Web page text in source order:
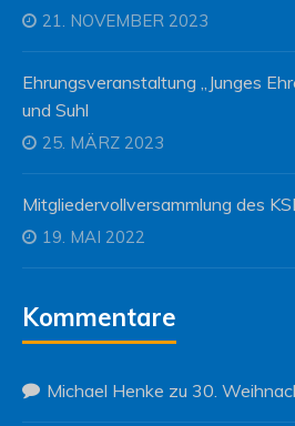
21. NOVEMBER 2023
Ehrungsveranstaltung „Junges
und Suhl
25. MÄRZ 2023
Mitgliedervollversammlung des
19. MAI 2022
Kommentare
Michael Henke zu 30.